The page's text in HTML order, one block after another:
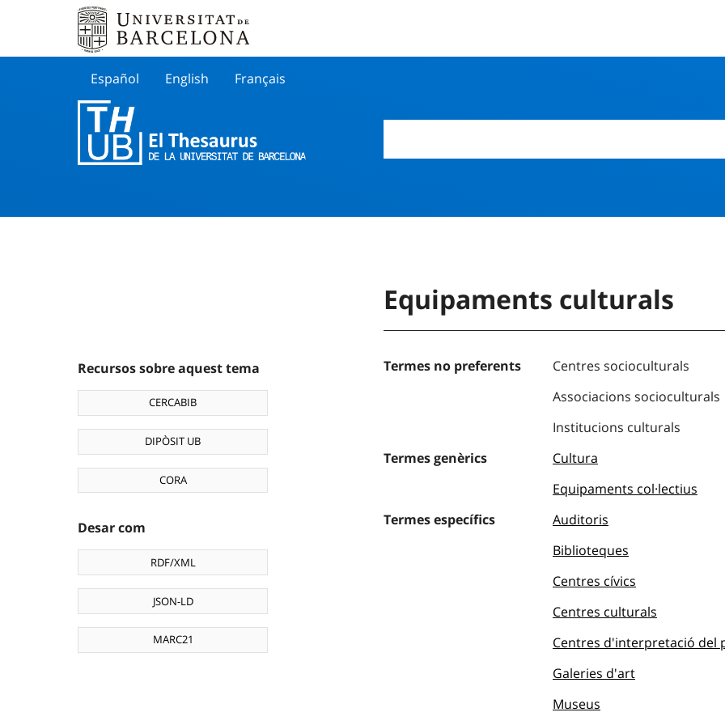
Español English Français
Recursos sobre aquest tema
CERCABIB
DIPÒSIT UB
CORA
Desar com
RDF/XML
JSON-LD
MARC21
Equipaments culturals
Termes no preferents
Centres socioculturals
Associacions socioculturals
Institucions culturals
Termes genèrics
Cultura
Equipaments col·lectius
Termes específics
Auditoris
Biblioteques
Centres cívics
Centres culturals
Centres d'interpretació del
Galeries d'art
Museus